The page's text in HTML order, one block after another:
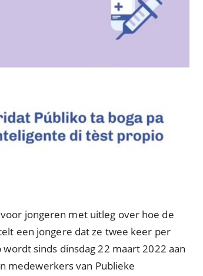
jongeren met uitleg over hoe de
een jongere dat ze twee keer per
sinds dinsdag 22 maart 2022 aan
medewerkers van Publieke